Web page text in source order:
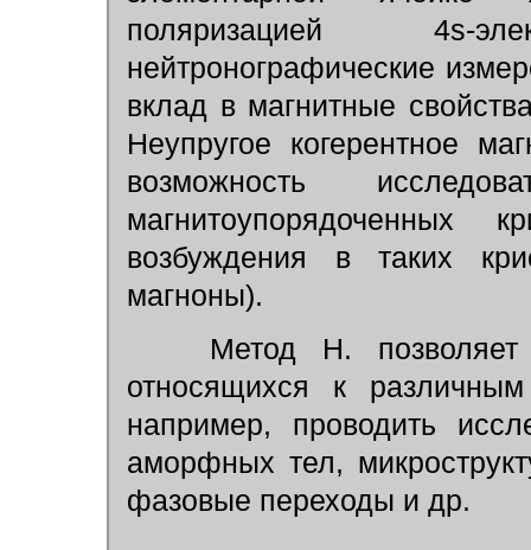
поляризацией 4s-
нейтронографические
вклад в магнитные
Неупругое когерентное
возможность
магнитоупорядоченных
возбуждения в таких
магноны).
Метод Н. позволяет
относящихся к
например, проводить
аморфных тел,
фазовые переходы и др.